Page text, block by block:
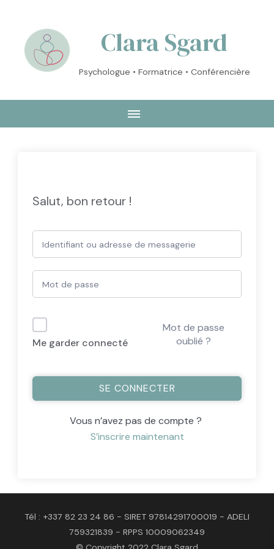
Clara Sgard
Psychologue • Formatrice • Conférencière
Salut, bon retour !
Me garder connecté
Mot de passe
oublié ?
SE CONNECTER
Vous n’avez pas de compte ?
S’inscrire maintenant
Tél : +337 82 23 24 86 - SIRET 97814291700019 - ADELI
759321839 - RPPS 10009062349